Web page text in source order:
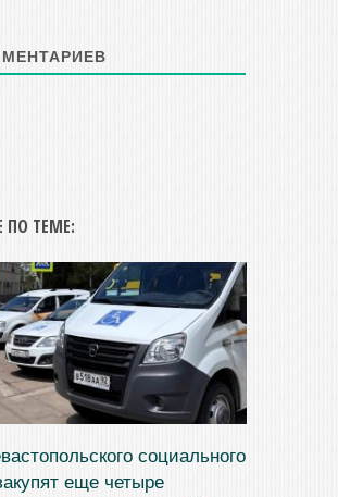
ПО ТЕМЕ:
социального
еще четыре